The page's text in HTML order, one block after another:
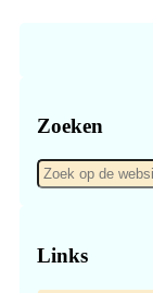
Zoeken
Zoek
op
Links